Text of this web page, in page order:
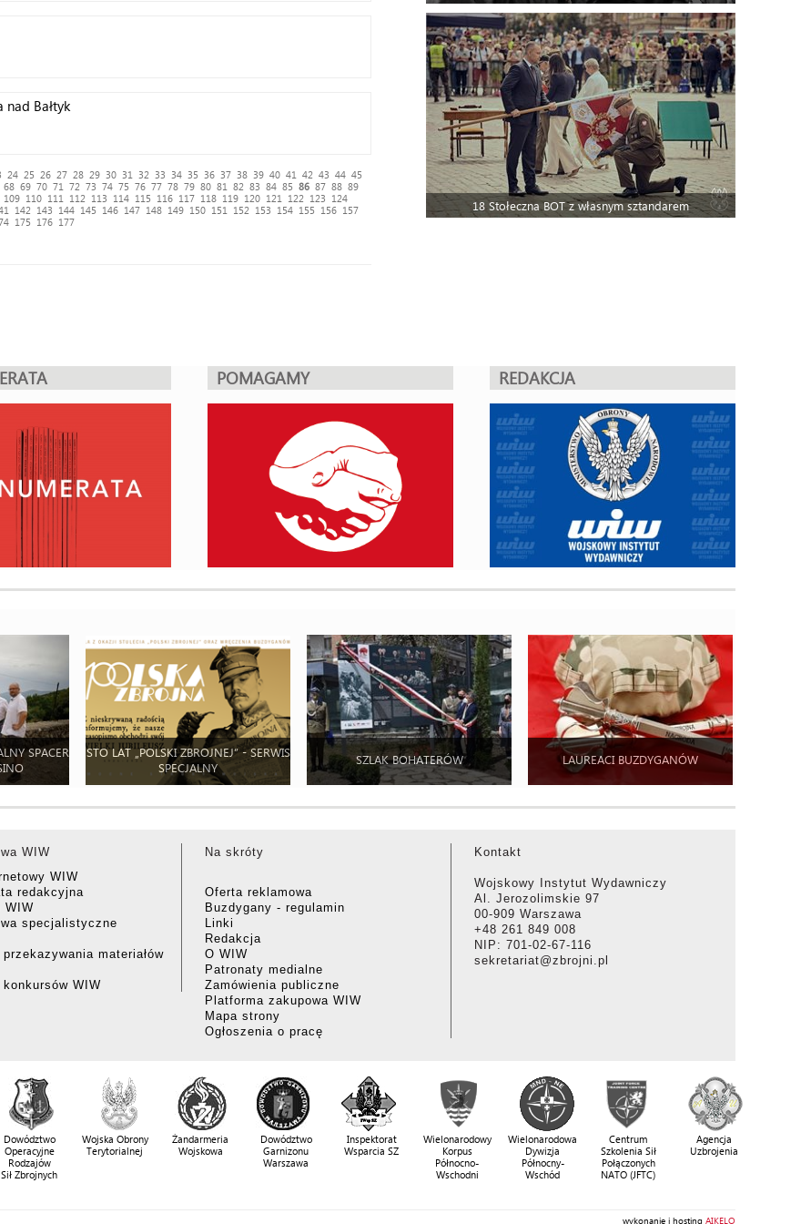
nad Bałtyk
24 25 26 27 28 29 30 31 32 33 34 35 36 37 38 39 40 41 42 43 44 45
68 69 70 71 72 73 74 75 76 77 78 79 80 81 82 83 84 85 86 87 88 89
109 110 111 112 113 114 115 116 117 118 119 120 121 122 123
124
142 143 144 145 146 147 148 149 150 151 152 153 154 155 156 157
175 176 177
18 Stołeczna BOT z własnym sztandarem
POMAGAMY REDAKCJA
SPACER
STO LAT „POLSKI ZBROJNEJ” - SERWIS
SPECJALNY
SZLAK BOHATERÓW LAUREACI BUZDYGANÓW
WIW
WIW
redakcyjna
WIW
specjalistyczne
przekazywania materiałów
konkursów WIW
Na skróty
Oferta reklamowa
Buzdygany - regulamin
Linki
Redakcja
O WIW
Patronaty medialne
Zamówienia publiczne
Platforma zakupowa WIW
Mapa strony
Ogłoszenia o pracę
Kontakt
Wojskowy Instytut Wydawniczy
Al. Jerozolimskie 97
00-909 Warszawa
+48 261 849 008
NIP: 701-02-67-116
sekretariat@zbrojni.pl
Dowództwo
Operacyjne
Rodzajów
Sił Zbrojnych
Wojska Obrony
Terytorialnej
Żandarmeria
Wojskowa
Dowództwo
Garnizonu
Warszawa
Inspektorat
Wsparcia SZ
Wielonarodowy
Korpus
Północno-
Wschodni
Wielonarodowa
Dywizja
Północny-
Wschód
Centrum
Szkolenia Sił
Połączonych
NATO (JFTC)
Agencja
Uzbrojenia
wykonanie i hosting AIKELO